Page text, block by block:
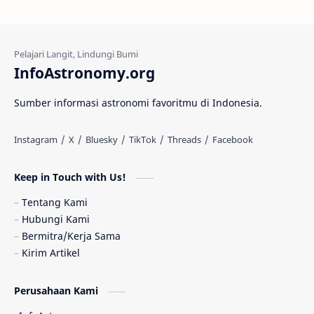
Gerhana Matahari
Quasar
TanyaAstro
Enseladus Gelombang Gravitasi
InfoAstronomy.org
Sumber informasi astronomi favoritmu di Indonesia.
Keep in Touch with Us!
Tentang Kami
Hubungi Kami
Bermitra/Kerja Sama
Kirim Artikel
Perusahaan Kami